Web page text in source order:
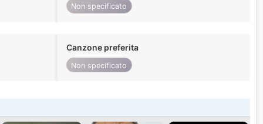
Non specificato
Canzone preferita
Non specificato